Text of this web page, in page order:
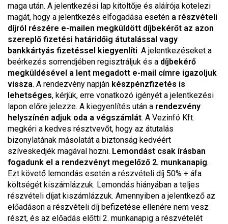
maga után. A jelentkezési lap kitöltője és aláírója kötelezi
magát, hogy a jelentkezés elfogadása esetén a részvételi
díjról részére e-mailen megküldött díjbekérőt az azon
szereplő fizetési határidőig átutalással vagy
bankkártyás fizetéssel kiegyenlíti. A jelentkezéseket a
beérkezés sorrendjében regisztráljuk és a díjbekérő
megküldésével a lent megadott e-mail címre igazoljuk
vissza. A rendezvény napján készpénzfizetés is
lehetséges, kérjük, erre vonatkozó igényét a jelentkezési
lapon előre jelezze. A kiegyenlítés után a rendezvény
helyszínén adjuk oda a végszámlát. A Vezinfó Kft.
megkéri a kedves résztvevőt, hogy az átutalás
bizonylatának másolatát a biztonság kedvéért
szíveskedjék magával hozni. Lemondást csak írásban
fogadunk el a rendezvényt megelőző 2. munkanapig.
Ezt követő lemondás esetén a részvételi díj 50% + áfa
költségét kiszámlázzuk. Lemondás hiányában a teljes
részvételi díjat kiszámlázzuk. Amennyiben a jelentkező az
előadáson a részvételi díj befizetése ellenére nem vesz
részt, és az előadás előtti 2. munkanapig a részvételét